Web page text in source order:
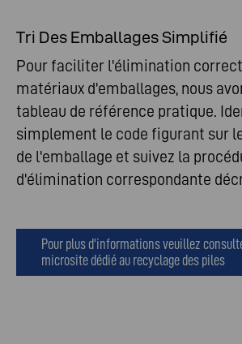
Tri Des Emballages Simplifié
Pour faciliter l'élimination
matériaux d'emballages, nous
tableau de référence pratique.
simplement le code figurant sur
de l'emballage et suivez la
d'élimination correspondante
Pour plus d'informations veuillez
microsite dédié au recyclage des piles